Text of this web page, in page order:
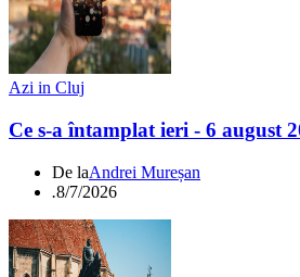
Azi in Cluj
Ce s-a întamplat ieri - 6 august
De laAndrei Mureșan
.8/7/2026